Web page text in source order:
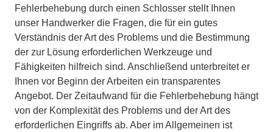
Fehlerbehebung durch einen Schlosser stellt Ihnen
unser Handwerker die Fragen, die für ein gutes
Verständnis der Art des Problems und die Bestimmung
der zur Lösung erforderlichen Werkzeuge und
Fähigkeiten hilfreich sind. Anschließend unterbreitet er
Ihnen vor Beginn der Arbeiten ein transparentes
Angebot. Der Zeitaufwand für die Fehlerbehebung hängt
von der Komplexität des Problems und der Art des
erforderlichen Eingriffs ab. Aber im Allgemeinen ist